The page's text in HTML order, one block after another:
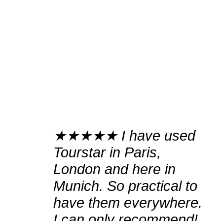
★★★★★ I have used
Tourstar in Paris,
London and here in
Munich. So practical to
have them everywhere.